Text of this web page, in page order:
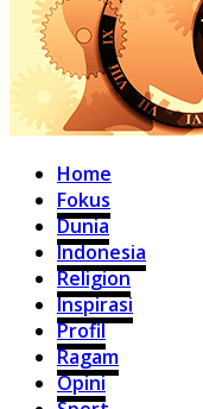
Home
Fokus
Dunia
Indonesia
Religion
Inspirasi
Profil
Ragam
Opini